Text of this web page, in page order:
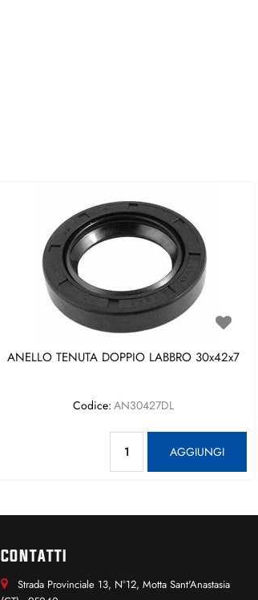
ANELLO TENUTA DOPPIO LABBRO 30x42x7
Codice: AN30427DL
AGGIUNGI
CONTATTI
Strada Provinciale 13, N°12, Motta Sant'Anastasia